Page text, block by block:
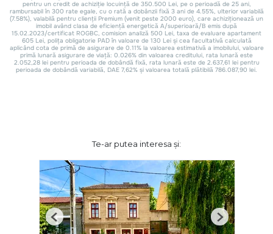
Te-ar putea interesa și:
Previous Next